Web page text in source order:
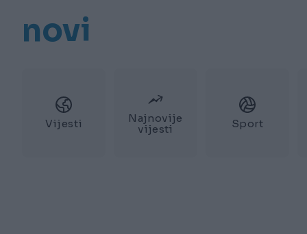
novi
Vijesti
Najnovije
vijesti
Sport